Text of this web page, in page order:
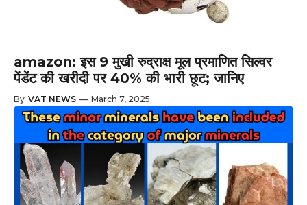
amazon: इस 9 मुखी रुद्राक्ष मूल प्रमाणित सिल्वर
पेंडेंट की खरीदी पर 40% की भारी छूट; जानिए
By VAT NEWS — March 7, 2025